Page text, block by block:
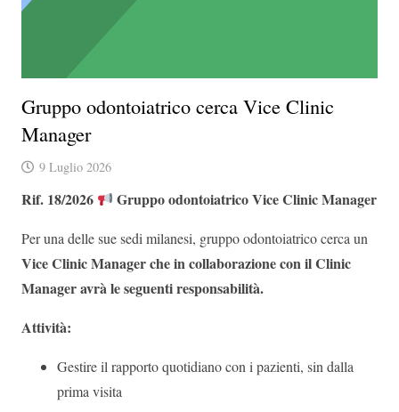
Gruppo odontoiatrico cerca Vice Clinic
Manager
9 Luglio 2026
Rif. 18/2026 Gruppo odontoiatrico Vice Clinic Manager
Per una delle sue sedi milanesi, gruppo odontoiatrico cerca un
ViceClinic Manager che in collaborazione con il Clinic
Manager avrà le seguenti responsabilità.
Attività:
Gestire il rapporto quotidiano con i pazienti, sin dalla
prima visita